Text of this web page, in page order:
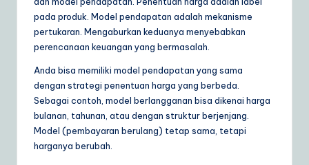
pada produk. Model pendapatan adalah mekanisme
pertukaran. Mengaburkan keduanya menyebabkan
perencanaan keuangan yang bermasalah.
Anda bisa memiliki model pendapatan yang sama
dengan strategi penentuan harga yang berbeda.
Sebagai contoh, model berlangganan bisa dikenai harga
bulanan, tahunan, atau dengan struktur berjenjang.
Model (pembayaran berulang) tetap sama, tetapi
harganya berubah.